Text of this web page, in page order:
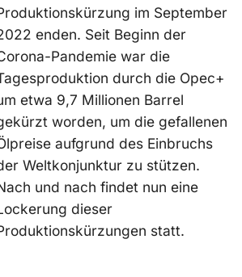
im September
enden. Seit Beginn der
Pandemie war die
durch die Opec+
etwa 9,7 Millionen Barrel
worden, um die gefallenen
aufgrund des Einbruchs
Weltkonjunktur zu stützen.
und nach findet nun eine
dieser
statt.